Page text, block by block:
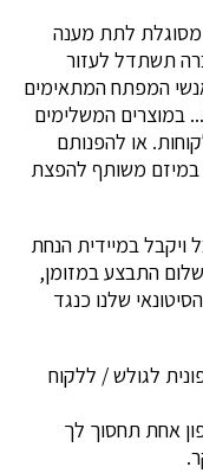
מסוגלת לתת מענה
תשתדל לעזור
המפתח המתאימים
במוצרים המשלימים
או להפנותם
במיזם משותף להפצת
במיידית הנחת
התבצע במזומן,
שלנו כנגד
לגולש / ללקוח
שיחת טלפון אחת תחסוך לך